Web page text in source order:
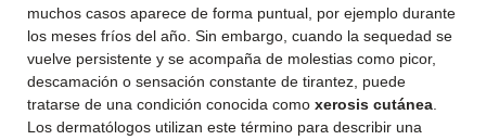
muchos casos aparece de forma puntual, por ejemplo durante
los meses fríos del año. Sin embargo, cuando la sequedad se
vuelve persistente y se acompaña de molestias como picor,
descamación o sensación constante de tirantez, puede
tratarse de una condición conocida como xerosis cutánea
Los dermatólogos utilizan este término para describir una